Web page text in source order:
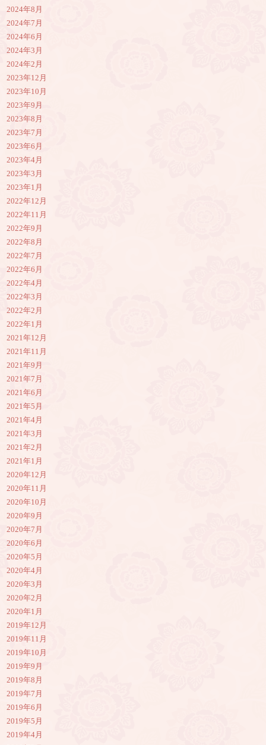
2024年8月
2024年7月
2024年6月
2024年3月
2024年2月
2023年12月
2023年10月
2023年9月
2023年8月
2023年7月
2023年6月
2023年4月
2023年3月
2023年1月
2022年12月
2022年11月
2022年9月
2022年8月
2022年7月
2022年6月
2022年4月
2022年3月
2022年2月
2022年1月
2021年12月
2021年11月
2021年9月
2021年7月
2021年6月
2021年5月
2021年4月
2021年3月
2021年2月
2021年1月
2020年12月
2020年11月
2020年10月
2020年9月
2020年7月
2020年6月
2020年5月
2020年4月
2020年3月
2020年2月
2020年1月
2019年12月
2019年11月
2019年10月
2019年9月
2019年8月
2019年7月
2019年6月
2019年5月
2019年4月